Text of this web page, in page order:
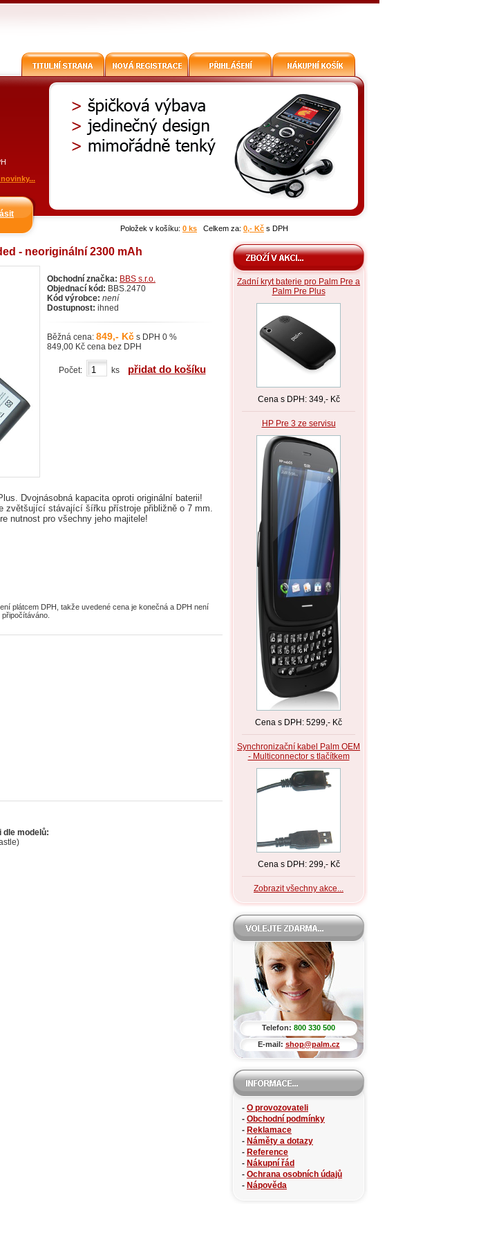
Položek v košíku: 0 ks Celkem za: 0,- Kč s DPH
Zadní kryt baterie pro Palm Pre a
Palm Pre Plus
Cena s DPH: 349,- Kč
HP Pre 3 ze servisu
Cena s DPH: 5299,- Kč
Synchronizační kabel Palm OEM
- Multiconnector s tlačítkem
Cena s DPH: 299,- Kč
Zobrazit všechny akce...
Telefon: 800 330 500
E-mail: shop@palm.cz
- O provozovateli
- Obchodní podmínky
- Reklamace
- Náměty a dotazy
- Reference
- Nákupní řád
- Ochrana osobních údajů
- Nápověda
- neoriginální 2300 mAh
Obchodní značka: BBS s.r.o.
Objednací kód: BBS.2470
Kód výrobce: není
Dostupnost: ihned
Běžná cena: 849,- Kč s DPH 0 %
849,00 Kč cena bez DPH
Počet: ks přidat do košíku
Dvojnásobná kapacita oproti originální baterii!
zvětšující stávající šířku přístroje přibližně o 7 mm.
nutnost pro všechny jeho majitele!
plátcem DPH, takže uvedené cena je konečná a DPH není
připočítáváno.
dle modelů: